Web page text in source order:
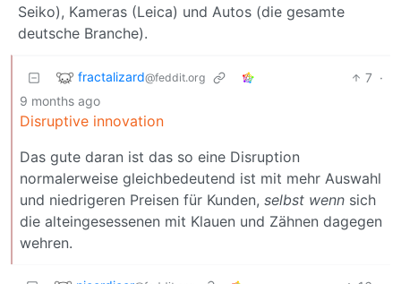
Seiko), Kameras (Leica) und Autos (die gesamte
deutsche Branche).
fractalizard@feddit.org 7 ·
9 months ago
Disruptive innovation
Das gute daran ist das so eine Disruption
normalerweise gleichbedeutend ist mit mehr Auswahl
und niedrigeren Preisen für Kunden, selbst wenn sich
die alteingesessenen mit Klauen und Zähnen dagegen
wehren.